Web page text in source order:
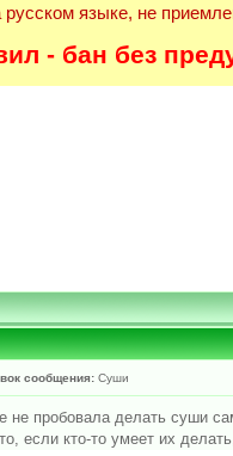
языке, не
- бан без
сообщения: Суши
не пробовала делать суши
если кто-то умеет их